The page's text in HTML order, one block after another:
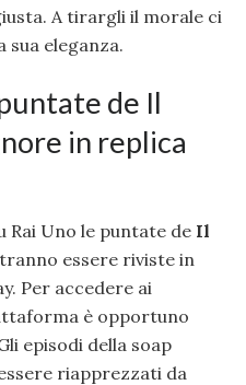
A tirargli il morale ci
sua eleganza.
de Il
in replica
Rai Uno le puntate de Il
essere riviste in
Per accedere ai
è opportuno
episodi della soap
riapprezzati da